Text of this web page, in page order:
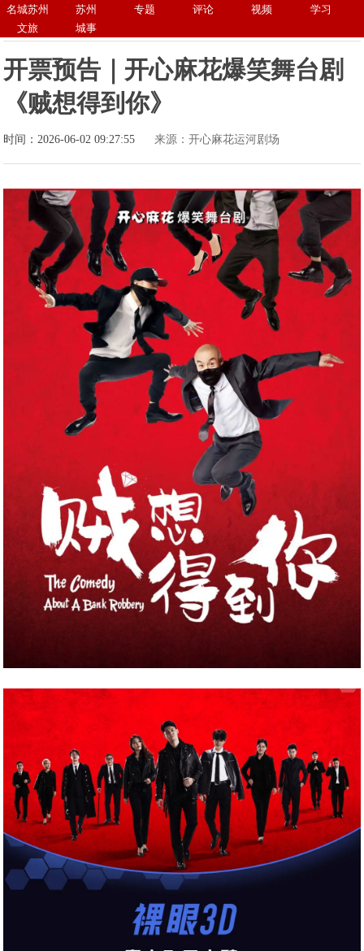
名城苏州 苏州 专题 评论 视频
学习
文旅
城事
开票预告｜开心麻花爆笑舞台剧
《贼想得到你》
时间：2026-06-02 09:27:55 来源：开心麻花运河剧场